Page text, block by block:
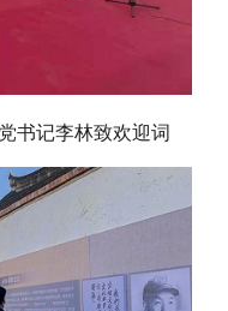
书记李林致欢迎词